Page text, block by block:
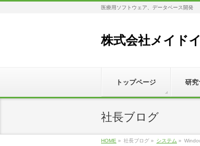
医療用ソフトウェア、データベース開発
株式会社メイド
トップページ 研究
社長ブログ
HOME » 社長ブログ » システム »